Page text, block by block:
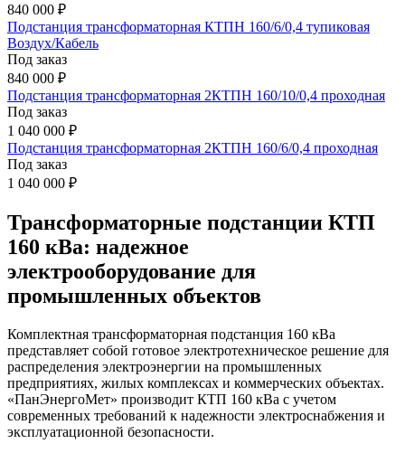
840 000 ₽
Подстанция трансформаторная КТПН 160/6/0,4 тупиковая
Воздух/Кабель
Под заказ
840 000 ₽
Подстанция трансформаторная 2КТПН 160/10/0,4 проходная
Под заказ
1 040 000 ₽
Подстанция трансформаторная 2КТПН 160/6/0,4 проходная
Под заказ
1 040 000 ₽
Трансформаторные подстанции КТП
160 кВа: надежное
электрооборудование для
промышленных объектов
Комплектная трансформаторная подстанция 160 кВа
представляет собой готовое электротехническое решение для
распределения электроэнергии на промышленных
предприятиях, жилых комплексах и коммерческих объектах.
«ПанЭнергоМет» производит КТП 160 кВа с учетом
современных требований к надежности электроснабжения и
эксплуатационной безопасности.